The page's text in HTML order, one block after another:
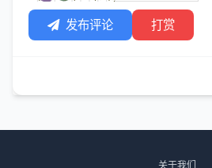
发布评论 打赏
关于我们